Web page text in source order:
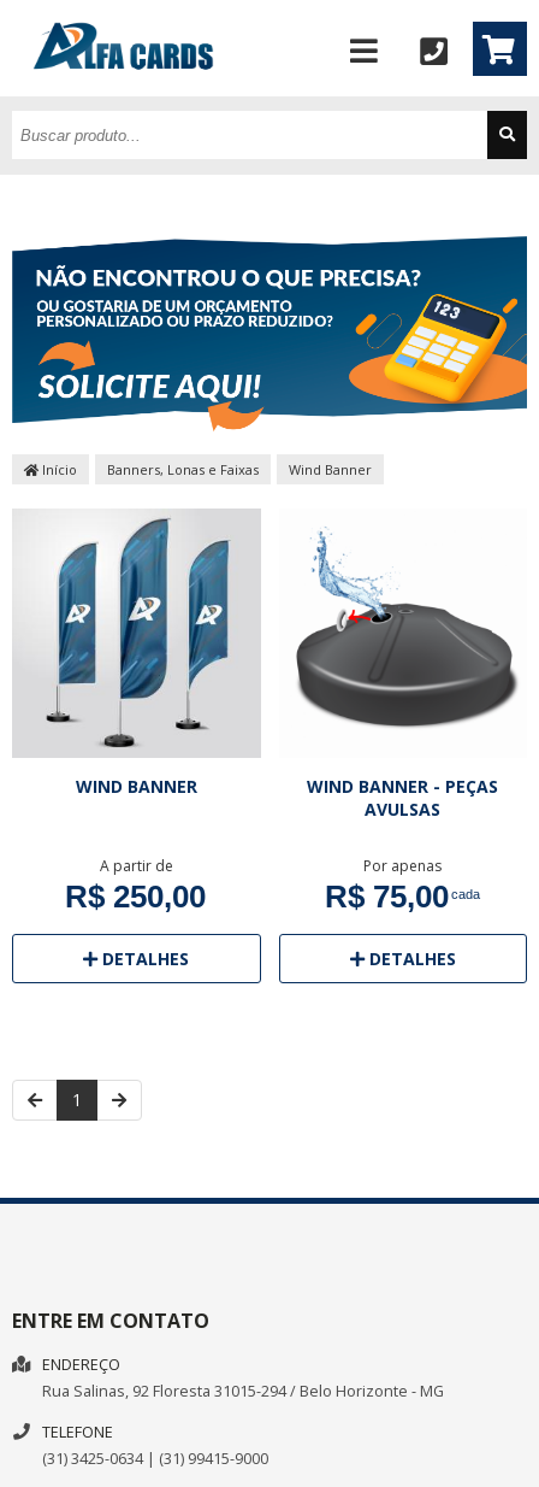
Início Banners, Lonas e Faixas Wind Banner
WIND BANNER
A partir de
R$ 250,00
DETALHES
WIND BANNER - PEÇAS
AVULSAS
Por apenas
R$ 75,00cada
DETALHES
1
ENTRE EM CONTATO
ENDEREÇO
Rua Salinas, 92 Floresta 31015-294/ Belo Horizonte - MG
TELEFONE
(31) 3425-0634 | (31) 99415-9000